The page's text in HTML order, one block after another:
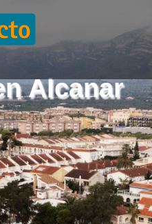
Alcanar